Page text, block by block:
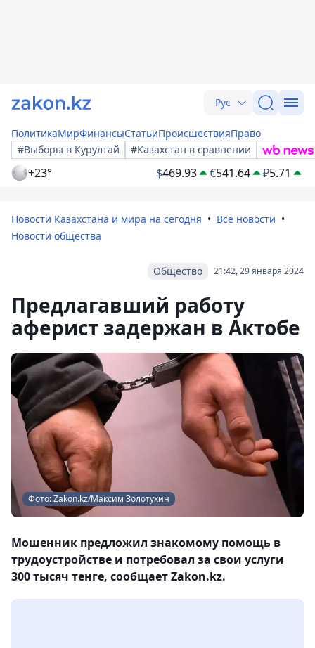
Рус
ПолитикаМирФинансыСтатьиПроисшествияПраво
#Выборы в Курултай
#Казахстан в сравнении
+23° $469.93 €541.64 ₽5.71
Новости Казахстана и мира на сегодня
Все новости
Новости общества
21:42, 29 января 2024
Общество
Предлагавший работу
аферист задержан в Актобе
Фото: Zakon.kz/Максим Золотухин
Мошенник предложил знакомому помощь в
трудоустройстве и потребовал за свои услуги
300 тысяч тенге, сообщает Zakon.kz.